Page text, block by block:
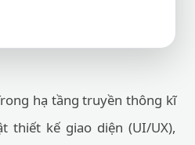
hạ tầng truyền thông kĩ
thiết kế giao diện (UI/UX),